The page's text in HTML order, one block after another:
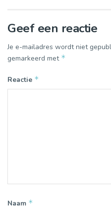
Geef een reactie
Je e-mailadres wordt niet
gemarkeerd met *
Reactie *
Naam *